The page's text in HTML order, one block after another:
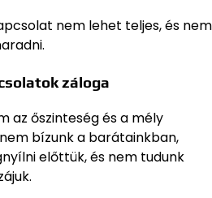
nem lehet teljes, és nem
záloga
az őszinteség és a mély
bízunk a barátainkban,
előttük, és nem tudunk